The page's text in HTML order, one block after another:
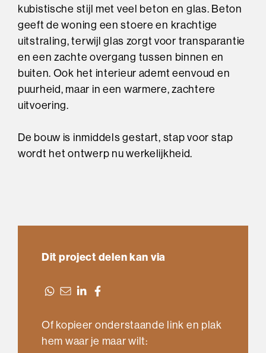
kubistische stijl met veel beton en glas. Beton
geeft de woning een stoere en krachtige
uitstraling, terwijl glas zorgt voor transparantie
en een zachte overgang tussen binnen en
buiten. Ook het interieur ademt eenvoud en
puurheid, maar in een warmere, zachtere
uitvoering.
De bouw is inmiddels gestart, stap voor stap
wordt het ontwerp nu werkelijkheid.
Dit project delen kan via
Of kopieer onderstaande link en plak
hem waar je maar wilt: